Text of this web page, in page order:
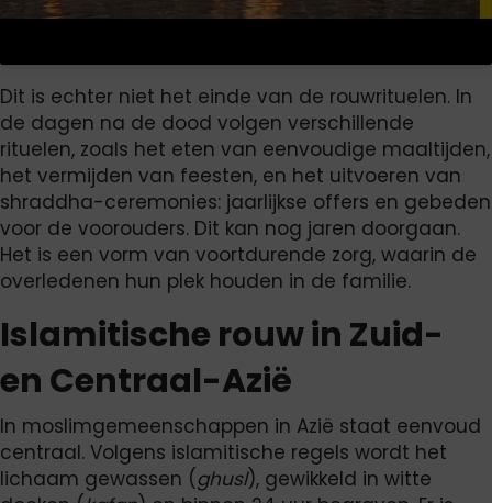
Dit is echter niet het einde van de rouwrituelen. In
de dagen na de dood volgen verschillende
rituelen, zoals het eten van eenvoudige maaltijden,
het vermijden van feesten, en het uitvoeren van
shraddha-ceremonies: jaarlijkse offers en gebeden
voor de voorouders. Dit kan nog jaren doorgaan.
Het is een vorm van voortdurende zorg, waarin de
overledenen hun plek houden in de familie.
Islamitische rouw in Zuid-
en Centraal-Azië
In moslimgemeenschappen in Azië staat eenvoud
centraal. Volgens islamitische regels wordt het
lichaam gewassen (ghusl), gewikkeld in witte